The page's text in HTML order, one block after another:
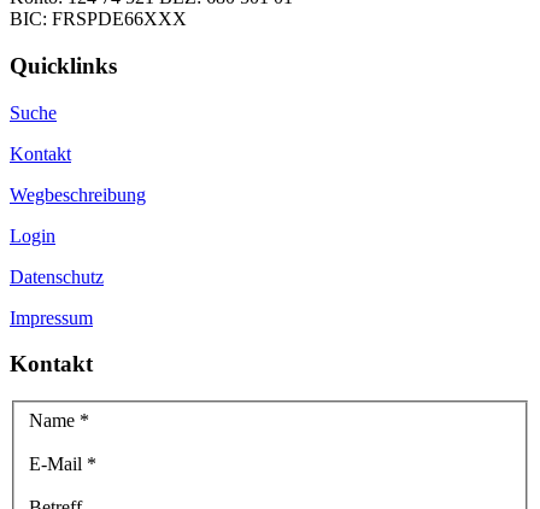
BIC: FRSPDE66XXX
Quicklinks
Suche
Kontakt
Wegbeschreibung
Login
Datenschutz
Impressum
Kontakt
Name *
E-Mail *